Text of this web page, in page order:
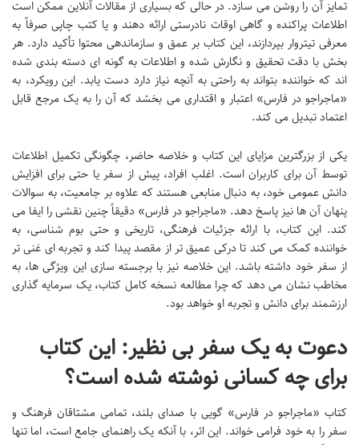
تمایز آن را روشن می سازد. در حالی که بسیاری از مقالات آنلاین ممکن است
اطلاعات پراکنده و گاهی اوقات نادرستی ارائه دهند و یا کتب چاپی صرفاً به
معرفی تیتروار بپردازند، این کتاب بر عمق و سازماندهی محتوا تأکید دارد. هر
بخش با دقت تحقیق و نگارش شده و اطلاعات به گونه ای دسته بندی شده
اند که خواننده بتواند به راحتی به آنچه نیاز دارد دست یابد. این رویکرد، به
«ماجراجو در فارس» اعتبار و اقتداری می بخشد که آن را به یک مرجع قابل
اعتماد تبدیل می کند.
یکی از بزرگترین مزایای این کتاب و خلاصه حاضر، چگونگی تکمیل اطلاعات
توسط آن برای کاربران است. اغلب افراد، پیش از سفر یا حتی برای افزایش
دانش عمومی خود، به دنبال منابعی هستند که علاوه بر جامعیت، به سوالات
پنهان آن ها نیز پاسخ دهد. «ماجراجو در فارس» دقیقاً چنین نقشی را ایفا می
کند. این کتاب، با ارائه جزئیات فرهنگی، تاریخی و حتی بوم شناسی، به
خواننده کمک می کند تا درکی عمیق تر از مقصد پیدا کند و تجربه ای غنی تر
از سفر خود داشته باشد. این خلاصه نیز با برجسته سازی این ویژگی ها، به
مخاطب نشان می دهد که چرا مطالعه نسخه کامل کتاب، یک سرمایه گذاری
ارزشمند برای دانش و تجربه او خواهد بود.
دعوت به یک سفر بی نظیر: این کتاب
برای چه کسانی نوشته شده است؟
کتاب «ماجراجو در فارس» گویی با صدای بلند، تمامی مشتاقان فرهنگ و
سفر را به خود فرامی خواند. این اثر، با آنکه یک راهنمای جامع است، اما تنها